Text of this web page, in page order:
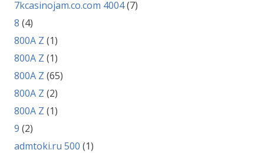
7kcasinojam.co.com 4004(7)
8 (4)
800A Z (1)
800A Z (1)
800A Z (65)
800A Z (2)
800A Z (1)
9 (2)
admtoki.ru 500 (1)